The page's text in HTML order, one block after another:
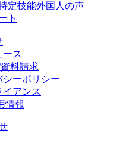
定技能外国人の声
ト
ース
料請求
シーポリシー
イアンス
情報